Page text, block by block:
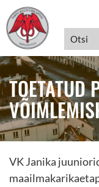
TOETATUD
VK Janika